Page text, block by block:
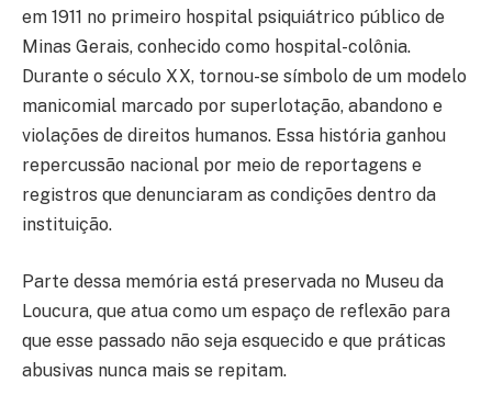
em 1911 no primeiro hospital psiquiátrico público de
Minas Gerais, conhecido como hospital-colônia.
Durante o século XX, tornou-se símbolo de um modelo
manicomial marcado por superlotação, abandono e
violações de direitos humanos. Essa história ganhou
repercussão nacional por meio de reportagens e
registros que denunciaram as condições dentro da
instituição.
Parte dessa memória está preservada no Museu da
Loucura, que atua como um espaço de reflexão para
que esse passado não seja esquecido e que práticas
abusivas nunca mais se repitam.